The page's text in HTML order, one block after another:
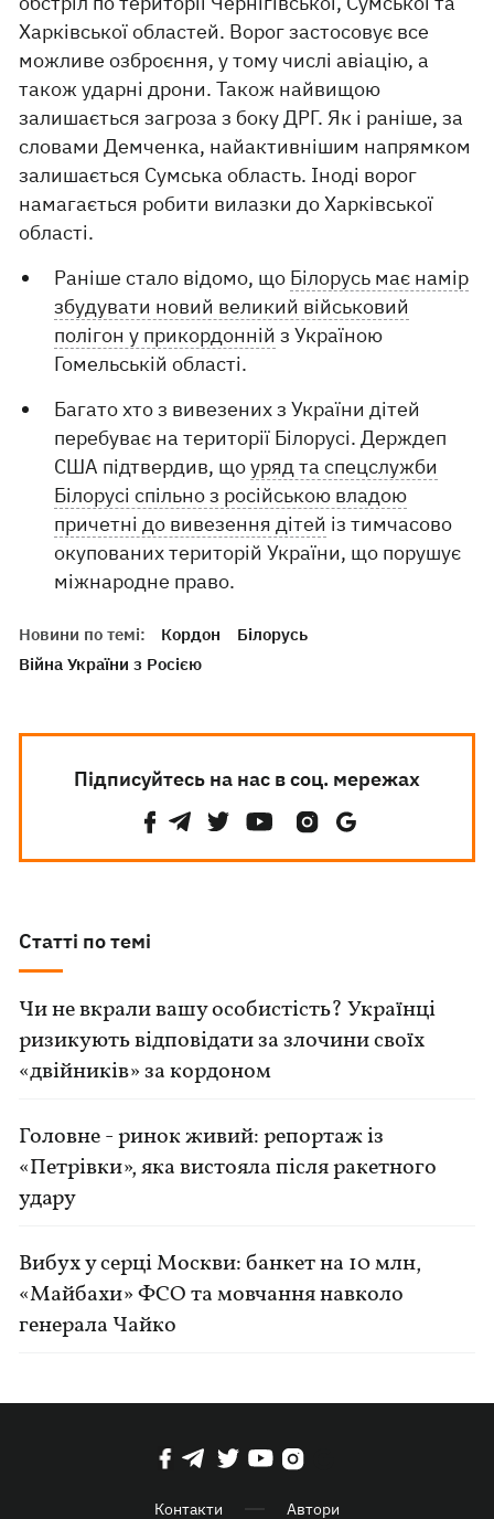
Харківської областей. Ворог застосовує все
можливе озброєння, у тому числі авіацію, а
також ударні дрони. Також найвищою
залишається загроза з боку ДРГ. Як і раніше, за
словами Демченка, найактивнішим напрямком
залишається Сумська область. Іноді ворог
намагається робити вилазки до Харківської
області.
Раніше стало відомо, що Білорусь має намір
збудувати новий великий військовий
полігон у прикордонній з Україною
Гомельській області.
Багато хто з вивезених з України дітей
перебуває на території Білорусі. Держдеп
США підтвердив, щоуряд та спецслужби
Білорусі спільно з російською владою
причетні до вивезення дітей із тимчасово
окупованих територій України, що порушує
міжнародне право.
Новини по темі: Кордон
Білорусь
Війна України з Росією
Підписуйтесь на нас в соц. мережах
Статті по темі
Чи не вкрали вашу особистість? Українці
ризикують відповідати за злочини своїх
«двійників» за кордоном
Головне - ринок живий: репортаж із
«Петрівки», яка вистояла після ракетного
удару
Вибух у серці Москви: банкет на 10 млн,
«Майбахи» ФСО та мовчання навколо
генерала Чайко
Контакти Автори